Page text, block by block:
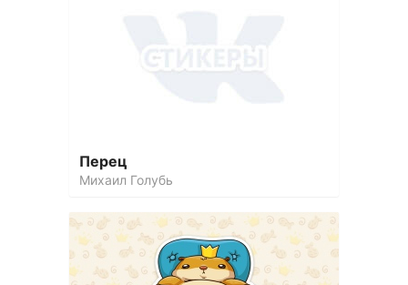
Перец
Михаил Голубь